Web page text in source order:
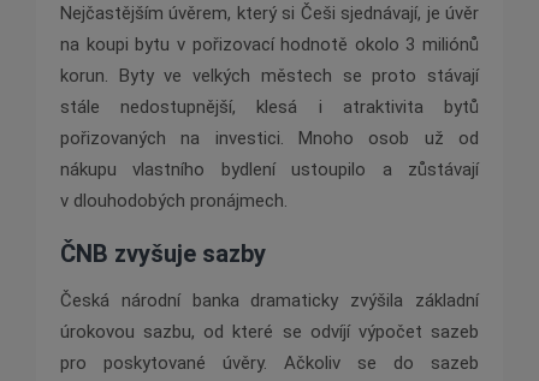
Nejčastějším úvěrem, který si Češi sjednávají, je úvěr
na koupi bytu v pořizovací hodnotě okolo 3 miliónů
korun. Byty ve velkých městech se proto stávají
stále nedostupnější, klesá i atraktivita bytů
pořizovaných na investici. Mnoho osob už od
nákupu vlastního bydlení ustoupilo a zůstávají
v dlouhodobých pronájmech.
ČNB zvyšuje sazby
Česká národní banka dramaticky zvýšila základní
úrokovou sazbu, od které se odvíjí výpočet sazeb
pro poskytované úvěry. Ačkoliv se do sazeb